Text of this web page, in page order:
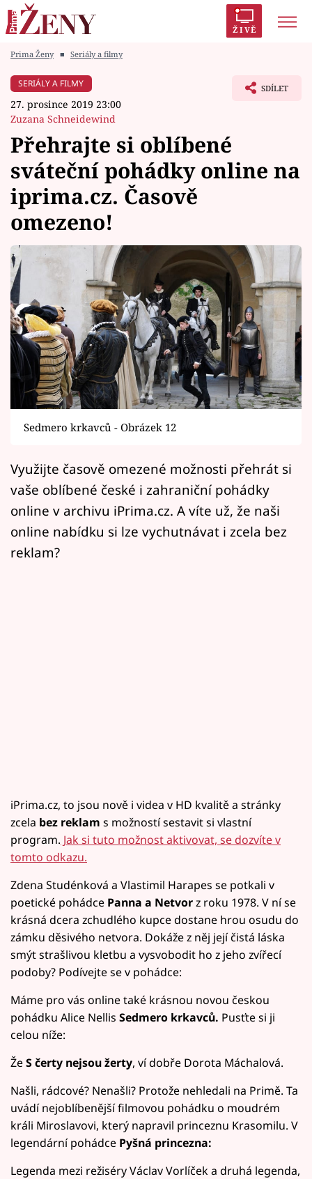
ŽIVĚ
Módní alarm
Témata
Celebrity
Vztahy
Seriály
Horoskopy
Sledujte prima+
Filmový festival Karlovy Vary
Přihlášení
Sledujte nás
Prima Ženy ■ Seriály a filmy
SERIÁLY A FILMY
27. prosince 2019 23:00
Zuzana Schneidewind
SDÍLET
Přehrajte si oblíbené
sváteční pohádky online na
iprima.cz. Časově
omezeno!
Sedmero krkavců - Obrázek 12
Využijte časově omezené možnosti přehrát si
vaše oblíbené české i zahraniční pohádky
online v archivu iPrima.cz. A víte už, že naši
online nabídku si lze vychutnávat i zcela bez
reklam?
iPrima.cz, to jsou nově i videa v HD kvalitě a stránky
zcela bez reklam s možností sestavit si vlastní
program. Jak si tuto možnost aktivovat, se dozvíte v
tomto odkazu.
Zdena Studénková a Vlastimil Harapes se potkali v
poetické pohádce Panna a Netvorz roku 1978. V ní se
krásná dcera zchudlého kupce dostane hrou osudu do
zámku děsivého netvora. Dokáže z něj její čistá láska
smýt strašlivou kletbu a vysvobodit ho z jeho zvířecí
podoby? Podívejte se v pohádce:
Máme pro vás online také krásnou novou českou
pohádku Alice Nellis Sedmero krkavců. Pusťte si ji
celou níže:
ŽeS čerty nejsou žerty, ví dobře Dorota Máchalová.
Našli, rádcové? Nenašli? Protože nehledali na Primě. Ta
uvádí nejoblíbenější filmovou pohádku o moudrém
králi Miroslavovi, který napravil princeznu Krasomilu. V
legendární pohádce Pyšná princezna:
Legenda mezi režiséry Václav Vorlíček a druhá legenda,